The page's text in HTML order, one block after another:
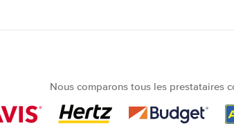
Nous comparons tous les prestataires